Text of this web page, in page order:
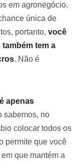
em agronegócio.
única de
portanto, você
tem a
. Não é
apenas
sabemos, no
colocar todos os
permite que você
que mantém a